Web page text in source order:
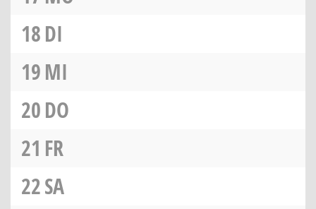
18DI
19MI
20DO
21 FR
22SA